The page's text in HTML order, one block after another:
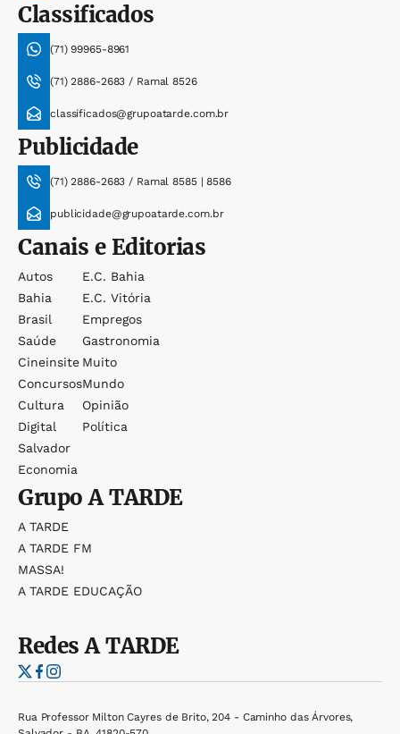
Classificados
(71) 99965-8961
(71) 2886-2683 / Ramal 8526
classificados@grupoatarde.com.br
Publicidade
(71) 2886-2683 / Ramal 8585 | 8586
publicidade@grupoatarde.com.br
Canais e Editorias
Autos
Bahia
Brasil
Saúde
Cineinsite
Concursos
Cultura
Digital
Salvador
Economia
E.c. Bahia
E.c. Vitória
Empregos
Gastronomia
Muito
Mundo
Opinião
Política
GrupoA TARDE
A TARDE
A TARDE FM
MASSA!
A TARDE EDUCAÇÃO
RedesA TARDE
Rua Professor Milton Cayres de Brito, 204 - Caminho das Árvores,